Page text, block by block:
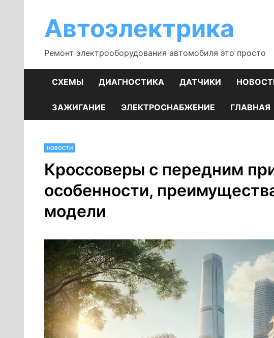
содержимому
Автоэлектрика
Ремонт электрооборудования автомобиля это просто
СХЕМЫ ДИАГНОСТИКА ДАТЧИКИ
ЗАЖИГАНИЕ ЭЛЕКТРОСНАБЖЕНИЕ ГЛАВНАЯ
НОВОСТИ
Кроссоверы с передним
особенности,
модели